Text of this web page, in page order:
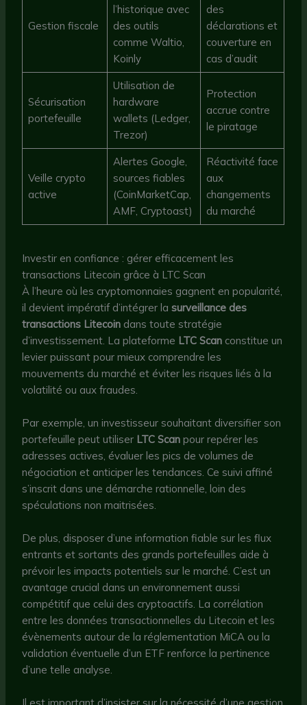
Gestion fiscale
l’historique avec
des outils
comme Waltio,
Koinly
des
déclarations et
couverture en
cas d’audit
Sécurisation
portefeuille
Utilisation de
hardware
wallets (Ledger,
Trezor)
Protection
accrue contre
le piratage
Veille crypto
active
Alertes Google,
sources fiables
(CoinMarketCap,
AMF, Cryptoast)
Réactivité face
aux
changements
du marché
Investir en confiance : gérer efficacement les
transactions Litecoin grâce à LTC Scan
À l’heure où les cryptomonnaies gagnent en popularité,
il devient impératif d’intégrer lasurveillance des
transactions Litecoin dans toute stratégie
d’investissement. La plateforme LTC Scan constitue un
levier puissant pour mieux comprendre les
mouvements du marché et éviter les risques liés à la
volatilité ou aux fraudes.
Par exemple, un investisseur souhaitant diversifier son
portefeuille peut utiliser LTC Scan pour repérer les
adresses actives, évaluer les pics de volumes de
négociation et anticiper les tendances. Ce suivi affiné
s’inscrit dans une démarche rationnelle, loin des
spéculations non maitrisées.
De plus, disposer d’une information fiable sur les flux
entrants et sortants des grands portefeuilles aide à
prévoir les impacts potentiels sur le marché. C’est un
avantage crucial dans un environnement aussi
compétitif que celui des cryptoactifs. La corrélation
entre les données transactionnelles du Litecoin et les
évènements autour de la réglementation MiCA ou la
validation éventuelle d’un ETF renforce la pertinence
d’une telle analyse.